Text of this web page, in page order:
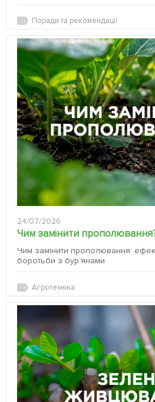
Поради та рекомендації
24/07/2026
Чим замінити
Чим замінити прополювання:
боротьби з бур’янами
Агротехніка